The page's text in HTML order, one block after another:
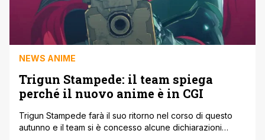
NEWS ANIME
Trigun Stampede: il team spiega
perché il nuovo anime è in CGI
Trigun Stampede farà il suo ritorno nel corso di questo
autunno e il team si è concesso alcune dichiarazioni